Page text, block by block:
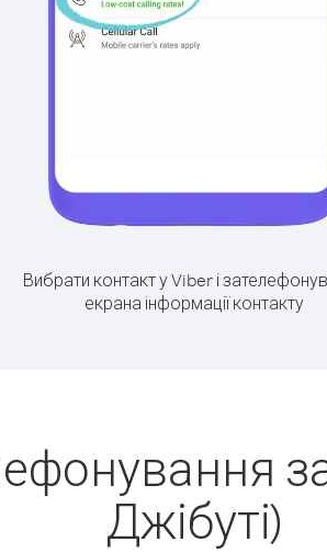
Вибрати контакт у Viber і
екрана інформації контакту
Джібуті)